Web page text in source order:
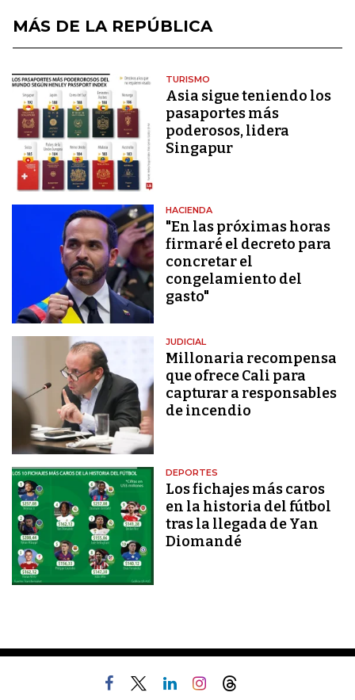
MÁS DE LA REPÚBLICA
TURISMO
Asia sigue teniendo los
pasaportes más
poderosos, lidera
Singapur
HACIENDA
"En las próximas horas
firmaré el decreto para
concretar el
congelamiento del
gasto"
JUDICIAL
Millonaria recompensa
que ofrece Cali para
capturar a responsables
de incendio
DEPORTES
Los fichajes más caros
en la historia del fútbol
tras la llegada de Yan
Diomandé